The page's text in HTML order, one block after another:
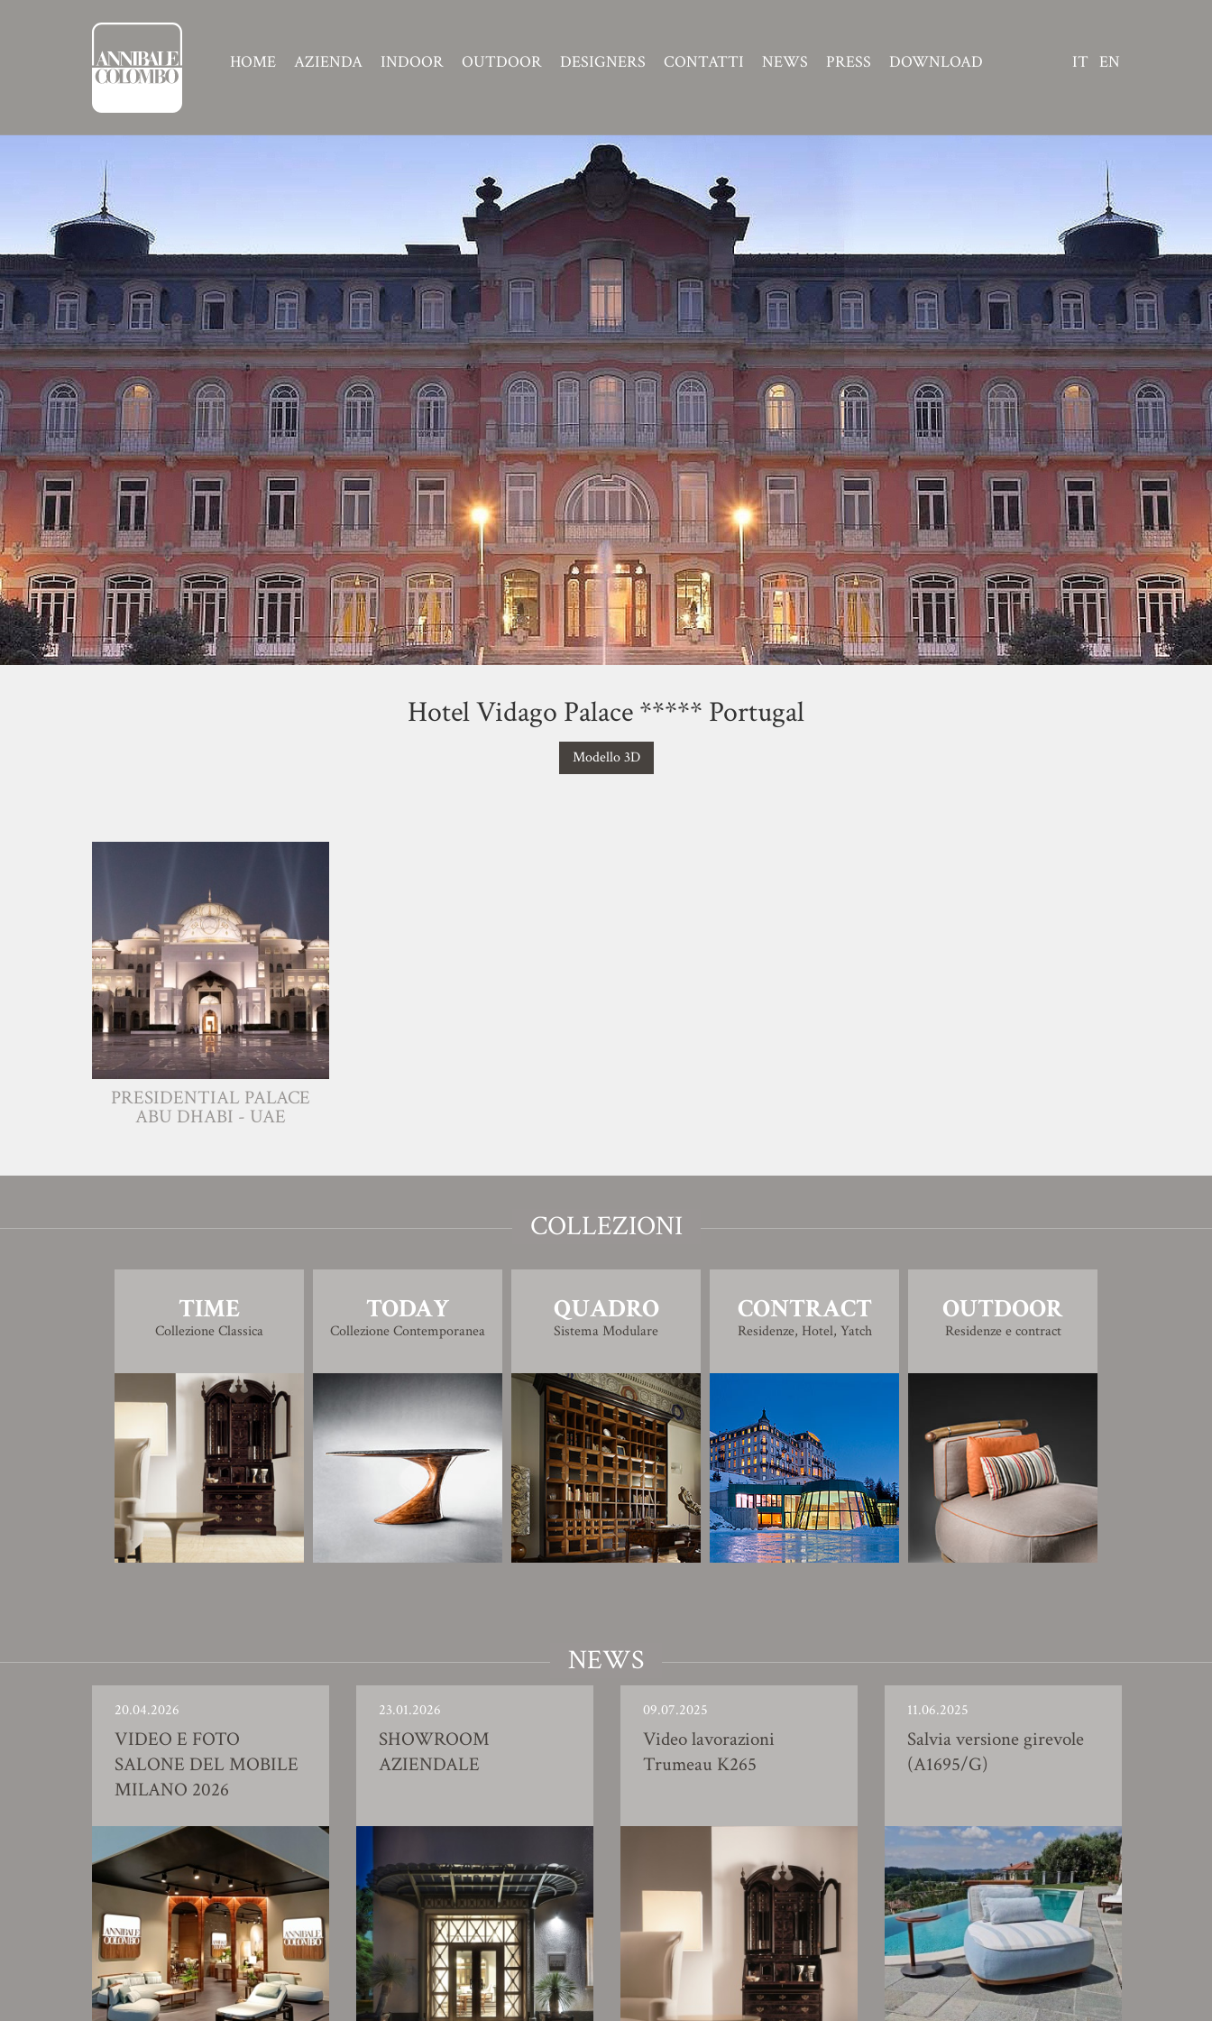
HOME AZIENDA INDOOR OUTDOOR DESIGNERS CONTATTI NEWS PRESS DOWNLOAD IT EN
Hotel Vidago Palace ***** Portugal
Modello 3D
PRESIDENTIAL PALACE
ABU DHABI - UAE
COLLEZIONI
TIME
Collezione Classica
TODAY
Collezione Contemporanea
QUADRO
Sistema Modulare
CONTRACT
Residenze, Hotel, Yatch
OUTDOOR
Residenze e contract
NEWS
20.04.2026
VIDEO E FOTO
SALONE DEL MOBILE
MILANO 2026
23.01.2026
SHOWROOM
AZIENDALE
09.07.2025
Video lavorazioni
Trumeau K265
11.06.2025
Salvia versione girevole
(A1695/G)